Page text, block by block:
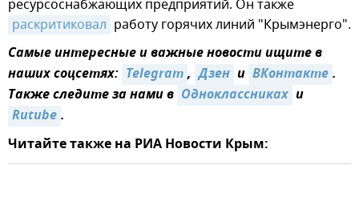
ресурсоснабжающих предприятий. Он также
раскритиковал работу горячих линий "Крымэнерго".
Самые интересные и важные новости ищите в
наших соцсетях: Telegram, Дзен и ВКонтакте.
Также следите за нами в Одноклассниках и
Rutube.
Читайте также на РИА Новости Крым: